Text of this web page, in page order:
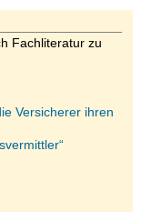
Fachliteratur zu
Versicherer ihren